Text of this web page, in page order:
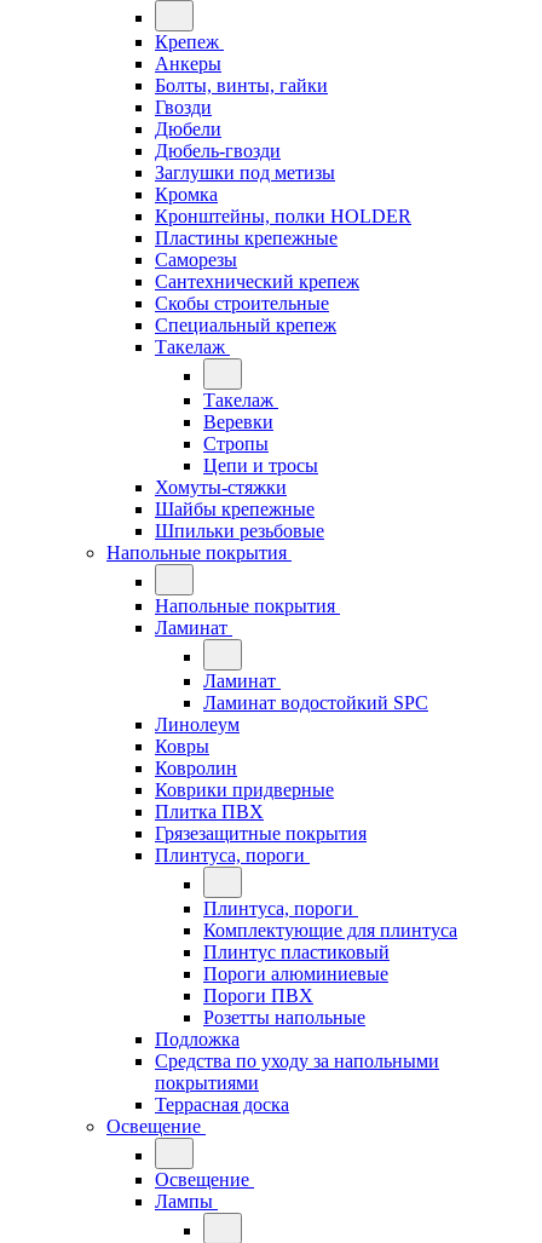
Крепеж
Анкеры
Болты, винты, гайки
Гвозди
Дюбели
Дюбель-гвозди
Заглушки под метизы
Кромка
Кронштейны, полки НОLDER
Пластины крепежные
Саморезы
Сантехнический крепеж
Скобы строительные
Специальный крепеж
Такелаж
Такелаж
Веревки
Стропы
Цепи и тросы
Хомуты-стяжки
Шайбы крепежные
Шпильки резьбовые
Напольные покрытия
Напольные покрытия
Ламинат
Ламинат
Ламинат водостойкий SPC
Линолеум
Ковры
Ковролин
Коврики придверные
Плитка ПВХ
Грязезащитные покрытия
Плинтуса, пороги
Плинтуса, пороги
Комплектующие для плинтуса
Плинтус пластиковый
Пороги алюминиевые
Пороги ПВХ
Розетты напольные
Подложка
Средства по уходу за напольными
покрытиями
Террасная доска
Освещение
Освещение
Лампы